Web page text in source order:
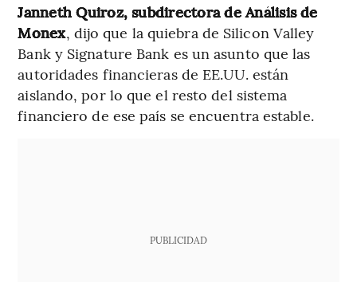
Janneth Quiroz, subdirectora de Análisis de
Monex, dijo que la quiebra de Silicon Valley
Bank y Signature Bank es un asunto que las
autoridades financieras de EE.UU. están
aislando, por lo que el resto del sistema
financiero de ese país se encuentra estable.
PUBLICIDAD